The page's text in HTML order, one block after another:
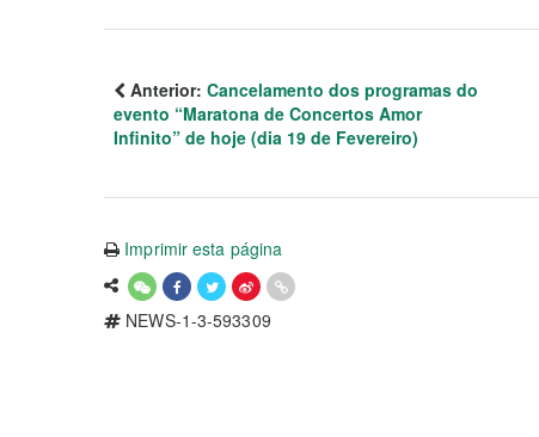
Anterior: Cancelamento dos programas do
evento “Maratona de Concertos Amor
Infinito” de hoje (dia 19 de Fevereiro)
Imprimir esta página
NEWS-1-3-593309